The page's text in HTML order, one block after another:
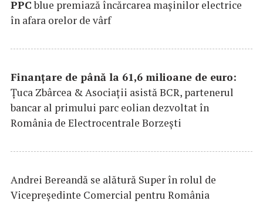
PPCblue premiază încărcarea maşinilor electrice
în afara orelor de vârf
Finanțare de până la 61,6 milioane de euro:
Țuca Zbârcea & Asociații asistă BCR, partenerul
bancar al primului parc eolian dezvoltat în
România de Electrocentrale Borzești
Andrei Bereandă se alătură Super în rolul de
Vicepreședinte Comercial pentru România